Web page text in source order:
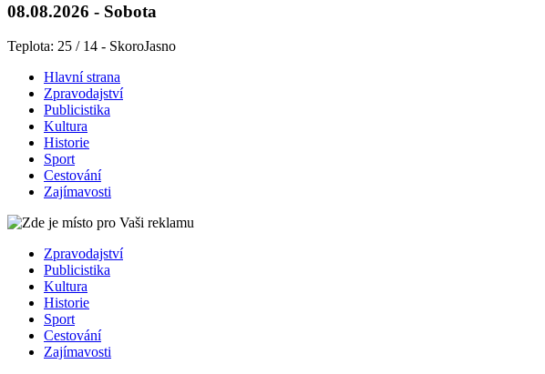
08.08.2026 - Sobota
Teplota: 25 / 14 - SkoroJasno
Hlavní strana
Zpravodajství
Publicistika
Kultura
Historie
Sport
Cestování
Zajímavosti
Zpravodajství
Publicistika
Kultura
Historie
Sport
Cestování
Zajímavosti